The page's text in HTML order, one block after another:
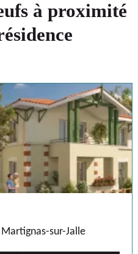
à proximité
sur-Jalle